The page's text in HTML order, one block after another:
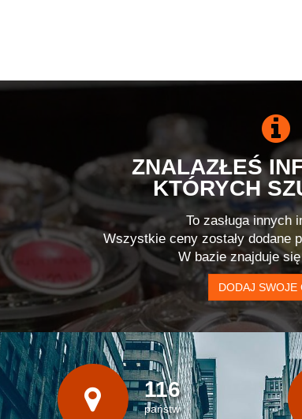
ZNALAZŁEŚ
KTÓRYCH
To zasługa innych
Wszystkie ceny zostały dodane
W bazie znajduje
DODAJ SWOJE
116
państw